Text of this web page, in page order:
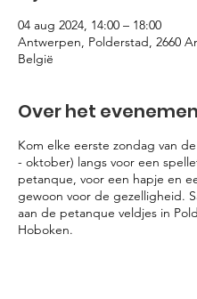
04 aug 2024, 14:00 – 18:00
Antwerpen, Polderstad, 2660
België
Over het
Kom elke eerste zondag van
- oktober) langs voor een
petanque, voor een hapje en
gewoon voor de gezelligheid.
aan de petanque veldjes in
Hoboken.